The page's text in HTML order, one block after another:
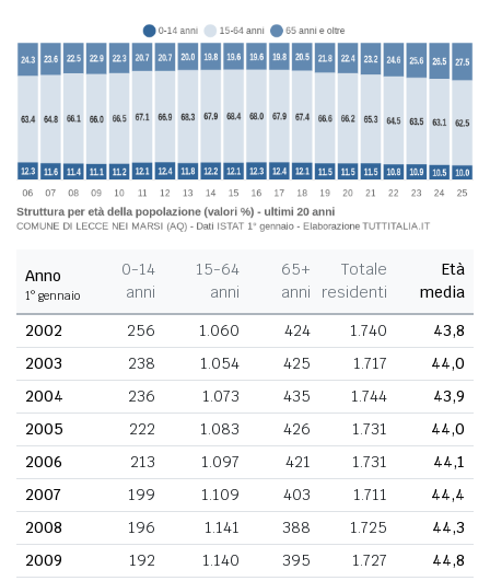
Anno
1° gennaio
0-14
anni
15-64
anni
65+
anni
Totale
residenti
Età
media
2002
256 1.060 424 1.740
43,8
2003
238 1.054 425 1.717
44,0
2004
236 1.073 435 1.744
43,9
2005
222 1.083 426 1.731
44,0
2006
213 1.097 421 1.731
44,1
2007
199 1.109 403 1.711
44,4
2008
196 1.141 388 1.725
44,3
2009
192 1.140 395 1.727
44,8